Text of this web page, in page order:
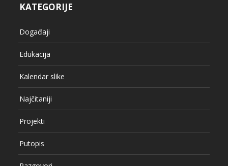
KATEGORIJE
Događaji
Edukacija
Kalendar slike
Najčitaniji
Projekti
Putopis